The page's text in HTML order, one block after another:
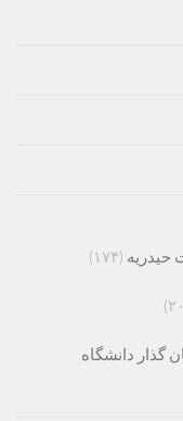
(۱۷۴)
گذار دانشگاه